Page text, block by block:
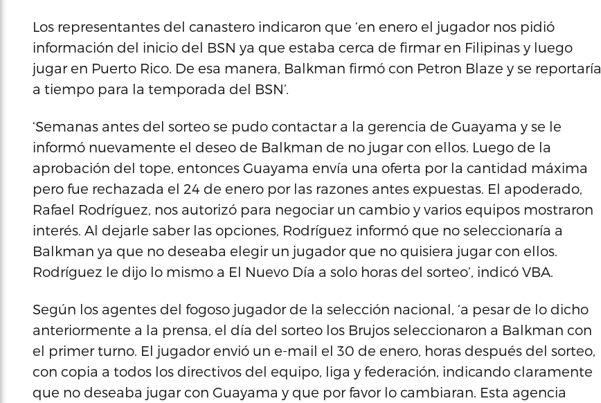
Los representantes del canastero indicaron que ‘en enero el jugador nos pidió
información del inicio del BSN ya que estaba cerca de firmar en Filipinas y luego
jugar en Puerto Rico. De esa manera, Balkman firmó con Petron Blaze y se reportaría
a tiempo para la temporada del BSN’.
‘Semanas antes del sorteo se pudo contactar a la gerencia de Guayama y se le
informó nuevamente el deseo de Balkman de no jugar con ellos. Luego de la
aprobación del tope, entonces Guayama envía una oferta por la cantidad máxima
pero fue rechazada el 24 de enero por las razones antes expuestas. El apoderado,
Rafael Rodríguez, nos autorizó para negociar un cambio y varios equipos mostraron
interés. Al dejarle saber las opciones, Rodríguez informó que no seleccionaría a
Balkman ya que no deseaba elegir un jugador que no quisiera jugar con ellos.
Rodríguez le dijo lo mismo a El Nuevo Día a solo horas del sorteo’, indicó VBA.
Según los agentes del fogoso jugador de la selección nacional, ‘a pesar de lo dicho
anteriormente a la prensa, el día del sorteo los Brujos seleccionaron a Balkman con
el primer turno. El jugador envió un e-mail el 30 de enero, horas después del sorteo,
con copia a todos los directivos del equipo, liga y federación, indicando claramente
que no deseaba jugar con Guayama y que por favor lo cambiaran. Esta agencia